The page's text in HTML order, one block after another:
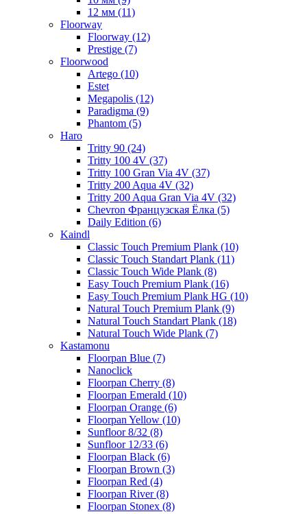
12 мм (11)
Floorway
Floorway (12)
Prestige (7)
Floorwood
Artego (10)
Estet
Megapolis (12)
Paradigma (9)
Phantom (5)
Haro
Tritty 90 (24)
Tritty 100 4V (37)
Tritty 100 Gran Via 4V (37)
Tritty 200 Aqua 4V (32)
Tritty 200 Aqua Gran Via 4V (32)
Chevron Французская Ёлка (5)
Daily Edition (6)
Kaindl
Classic Touch Premium Plank (10)
Classic Touch Standart Plank (11)
Classic Touch Wide Plank (8)
Easy Touch Premium Plank (16)
Easy Touch Premium Plank HG (10)
Natural Touch Premium Plank (9)
Natural Touch Standart Plank (18)
Natural Touch Wide Plank (7)
Kastamonu
Floorpan Blue (7)
Nanoclick
Floorpan Cherry (8)
Floorpan Emerald (10)
Floorpan Orange (6)
Floorpan Yellow (10)
Sunfloor 8/32 (8)
Sunfloor 12/33 (6)
Floorpan Black (6)
Floorpan Brown (3)
Floorpan Red (4)
Floorpan River (8)
Floorpan Stonex (8)